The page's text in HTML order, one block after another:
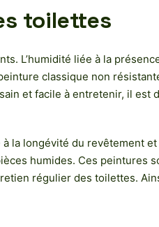
toilettes
L’humidité liée à la
classique non
et facile à entretenir, il est
la longévité du revêtement
humides. Ces peintures
régulier des toilettes.